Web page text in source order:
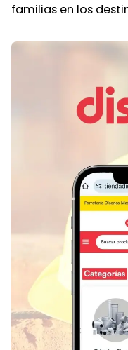
familias en los